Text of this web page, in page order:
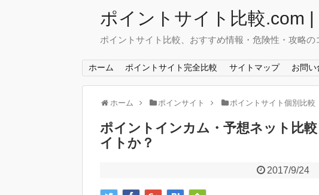
ポイントサイト比較.com
ポイントサイト比較、おすすめ情報・危険性・攻略の
ホーム ポイントサイト完全比較 サイトマップ お問い
ホーム ポインサイト ポイントサイト個別比較
ポイントインカム・予想ネット比
イトか？
2017/9/24